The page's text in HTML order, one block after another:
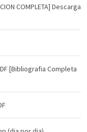
COMPLETA] Descarga
[Bibliografia Completa